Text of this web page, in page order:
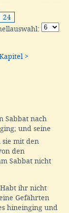
24
>
Sabbat nach
und seine
mit den
den
Sabbat nicht
ihr nicht
Gefährten
hineinging und